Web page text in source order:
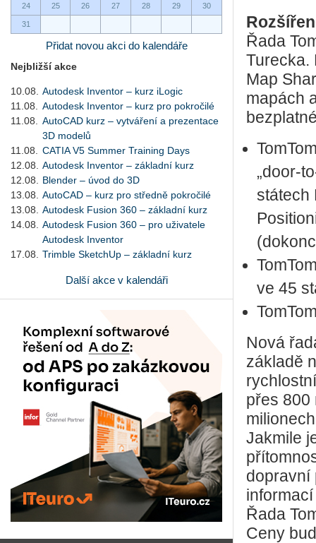
24 25 26 27 28 29 30
31
Přidat novou akci do kalendáře
Nejbližší akce
10.08.
Autodesk Inventor – kurz iLogic
11.08.
Autodesk Inventor – kurz pro pokročilé
11.08.
AutoCAD kurz – vytváření a prezentace
3D modelů
11.08.
CATIA V5 Summer Training Days
12.08.
Autodesk Inventor – základní kurz
12.08.
Blender – úvod do 3D
13.08.
AutoCAD – kurz pro středně pokročilé
13.08.
Autodesk Fusion 360 – základní kurz
14.08.
Autodesk Fusion 360 – pro uživatele
Autodesk Inventor
17.08.
Trimble SketchUp – základní kurz
Další akce v kalendáři
Řada
Turecka.
Map
mapách
„door-
státech
ve 45
Nová
základě
přes 800
Jakmile
dopravní
Řada
Ceny